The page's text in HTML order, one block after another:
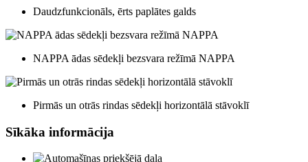
Daudzfunkcionāls, ērts paplātes galds
NAPPA ādas sēdekļi bezsvara režīmā NAPPA
Pirmās un otrās rindas sēdekļi horizontālā stāvoklī
Sīkāka informācija